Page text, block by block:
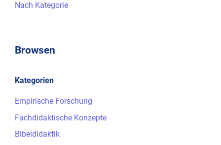
Nach Kategorie
Browsen
Kategorien
Empirische Forschung
Fachdidaktische Konzepte
Bibeldidaktik